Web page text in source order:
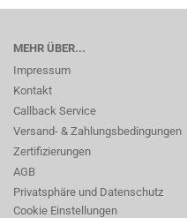
MEHR ÜBER...
Impressum
Kontakt
Callback Service
Versand- & Zahlungsbedingungen
Zertifizierungen
AGB
Privatsphäre und Datenschutz
Cookie Einstellungen